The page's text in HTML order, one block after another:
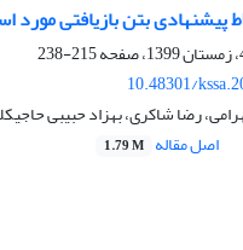
پیشنهادی بتن بازیافتی
215-238
10.48301/
رضا شاکری، بهزاد حبیبی
اصل مقاله 1.79 M